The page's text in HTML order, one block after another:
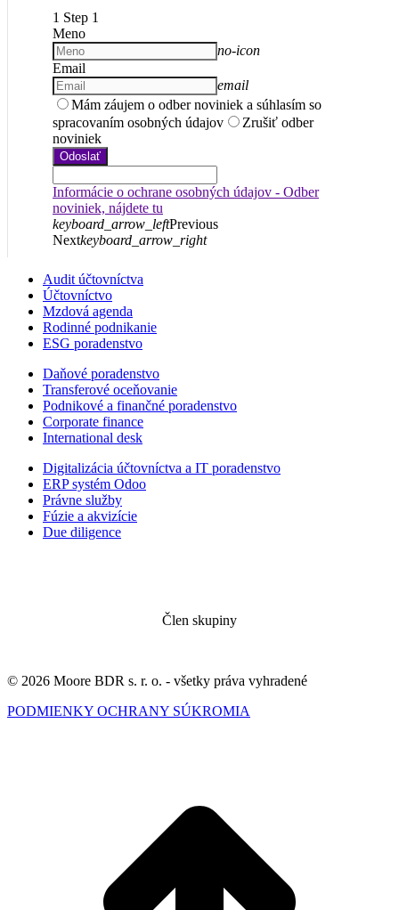
1 Step 1
Meno
no-icon
Email
email
Mám záujem o odber noviniek a súhlasím so
spracovaním osobných údajov
Zrušiť odber
noviniek
Odoslať
Informácie o ochrane osobných údajov - Odber
noviniek, nájdete tu
keyboard_arrow_leftPrevious
Nextkeyboard_arrow_right
Audit účtovníctva
Účtovníctvo
Mzdová agenda
Rodinné podnikanie
ESG poradenstvo
Daňové poradenstvo
Transferové oceňovanie
Podnikové a finančné poradenstvo
Corporate finance
International desk
Digitalizácia účtovníctva a IT poradenstvo
ERP systém Odoo
Právne služby
Fúzie a akvizície
Due diligence
Člen skupiny
© 2026 Moore BDR s. r. o. - všetky práva vyhradené
PODMIENKY OCHRANY SÚKROMIA